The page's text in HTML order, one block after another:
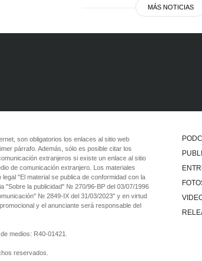
MÁS NOTICIAS
son obligatorios los enlaces al sitio web
párrafo. Además, sólo es posible citar los
extranjeros si existe un enlace al sitio
de comunicación extranjero. Los materiales
"El material se publica de conformidad con la
"Sobre la publicidad" № 270/96-ВР del 03/07/1996
№ 2849-IX del 31/03/2023" y en virtud
y el anunciante será responsable del
medios: R40-01421.
reservados.